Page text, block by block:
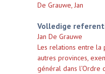
De Grauwe, Jan
Volledige
Jan De Grauwe
Les relations entre la
autres provinces,
général dans l’Ordre